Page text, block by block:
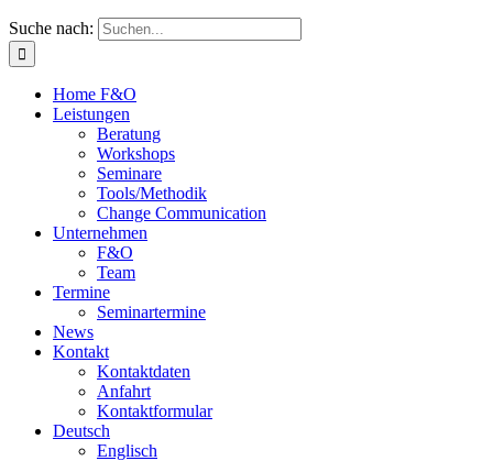
Suche nach:
Home F&O
Leistungen
Beratung
Workshops
Seminare
Tools/Methodik
Change Communication
Unternehmen
F&O
Team
Termine
Seminartermine
News
Kontakt
Kontaktdaten
Anfahrt
Kontaktformular
Deutsch
Englisch